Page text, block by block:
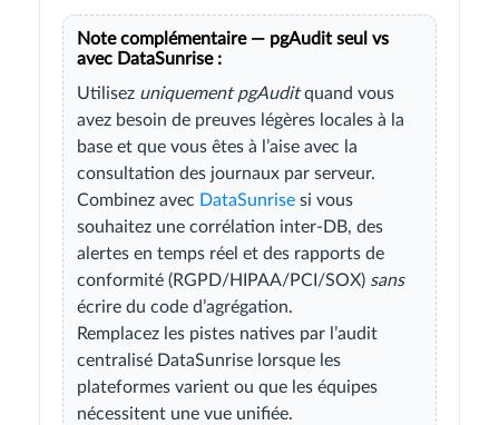
Note complémentaire — pgAudit seul vs
avec DataSunrise :
Utilisez uniquement pgAuditquand vous
avez besoin de preuves légères locales à la
base et que vous êtes à l’aise avec la
consultation des journaux par serveur.
Combinez avec DataSunrise si vous
souhaitez une corrélation inter-DB, des
alertes en temps réel et des rapports de
conformité (RGPD/HIPAA/PCI/SOX) sans
écrire du code d’agrégation.
Remplacez les pistes natives par l’audit
centralisé DataSunrise lorsque les
plateformes varient ou que les équipes
nécessitent une vue unifiée.